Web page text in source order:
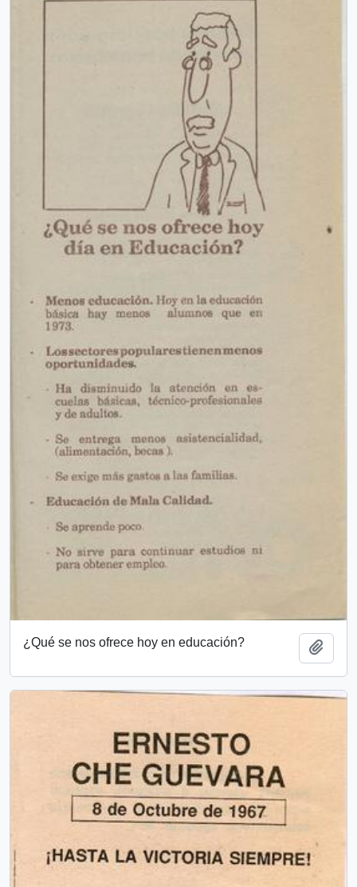
¿Qué se nos ofrece hoy en educación?